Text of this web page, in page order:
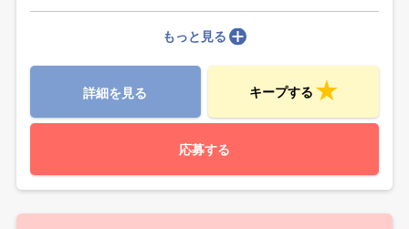
もっと見る
詳細を見る キープする
応募する